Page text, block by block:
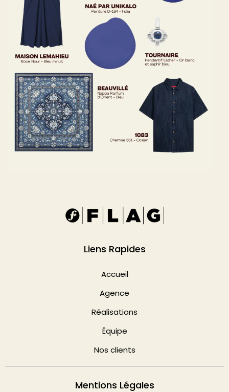
Liens Rapides
Accueil
Agence
Réalisations
Équipe
Nos clients
Mentions Légales